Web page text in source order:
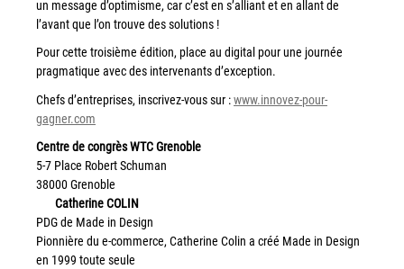
Workplace Solutions
Workflow Central
Simplifiez la gestion RH de votre entreprise avec un logiciel
tout-en-un
Gammes d’équipements et services d’impression
Matériel
Imprimantes de bureau
Multifonctions
Presses numériques et imprimantes de production
un message d’optimisme, car c’est en s’alliant et en allant de
l’avant que l’on trouve des solutions !
Pour cette troisième édition, place au digital pour une journée
pragmatique avec des intervenants d’exception.
Chefs d’entreprises, inscrivez-vous sur :www.innovez-pour-
gagner.com
Centre de congrès WTC Grenoble
5-7 Place Robert Schuman
38000 Grenoble
Catherine COLIN
PDG de Made in Design
Pionnière du e-commerce, Catherine Colin a créé Made in Design
en 1999 toute seule